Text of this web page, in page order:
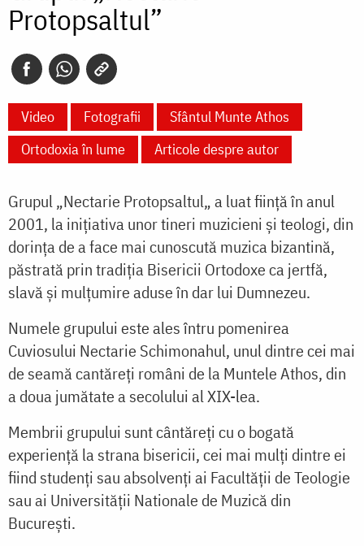
Protopsaltul”
Video Fotografii
Sfântul Munte Athos
Ortodoxia în lume
Articole despre autor
Grupul „Nectarie Protopsaltul„ a luat fiinţă în anul
2001, la iniţiativa unor tineri muzicieni şi teologi, din
dorinţa de a face mai cunoscută muzica bizantină,
păstrată prin tradiţia Bisericii Ortodoxe ca jertfă,
slavă şi mulţumire aduse în dar lui Dumnezeu.
Numele grupului este ales întru pomenirea
Cuviosului Nectarie Schimonahul, unul dintre cei mai
de seamă cantăreţi români de la Muntele Athos, din
a doua jumătate a secolului al XIX-lea.
Membrii grupului sunt cântăreţi cu o bogată
experienţă la strana bisericii, cei mai mulţi dintre ei
fiind studenţi sau absolvenţi ai Facultăţii de Teologie
sau ai Universităţii Nationale de Muzică din
Bucureşti.